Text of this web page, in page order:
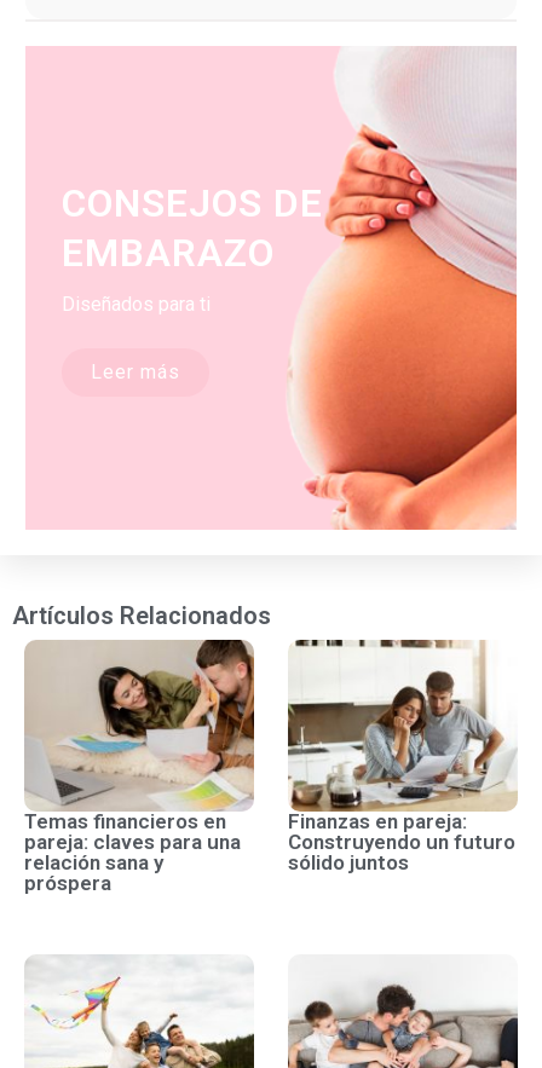
CONSEJOS DE
EMBARAZO
Diseñados para ti
Leer más
Artículos Relacionados
Temas financieros en
pareja: claves para una
relación sana y
próspera
Finanzas en pareja:
Construyendo un futuro
sólido juntos